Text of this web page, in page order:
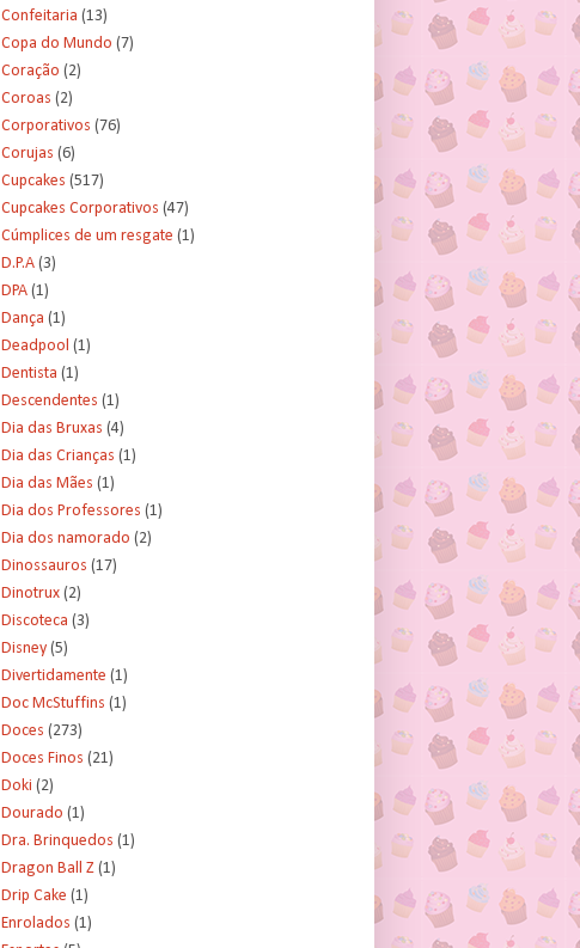
Confeitaria (13)
Copa do Mundo (7)
Coração (2)
Coroas (2)
Corporativos (76)
Corujas (6)
Cupcakes (517)
Cupcakes Corporativos (47)
Cúmplices de um resgate (1)
D.P.A (3)
DPA (1)
Dança (1)
Deadpool (1)
Dentista (1)
Descendentes (1)
Dia das Bruxas (4)
Dia das Crianças (1)
Dia das Mães (1)
Dia dos Professores (1)
Dia dos namorado (2)
Dinossauros (17)
Dinotrux (2)
Discoteca (3)
Disney (5)
Divertidamente (1)
Doc McStuffins (1)
Doces (273)
Doces Finos (21)
Doki (2)
Dourado (1)
Dra. Brinquedos (1)
Dragon Ball Z (1)
Drip Cake (1)
Enrolados (1)